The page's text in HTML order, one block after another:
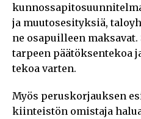
ja muutosesityksiä,
ne osapuilleen
tarpeen päätöksentekoa
tekoa varten.
Myös peruskorjauksen
kiinteistön omistaja